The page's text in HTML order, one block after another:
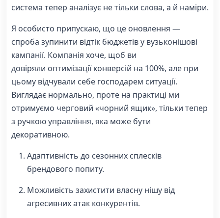
система тепер аналізує не тільки слова, а й наміри.
Я особисто припускаю, що це оновлення —
спроба зупинити відтік бюджетів у вузьконішові
кампанії. Компанія хоче, щоб ви
довіряли оптимізації конверсій на 100%, але при
цьому відчували себе господарем ситуації.
Виглядає нормально, проте на практиці ми
отримуємо черговий «чорний ящик», тільки тепер
з ручкою управління, яка може бути
декоративною.
Адаптивність до сезонних сплесків
брендового попиту.
Можливість захистити власну нішу від
агресивних атак конкурентів.